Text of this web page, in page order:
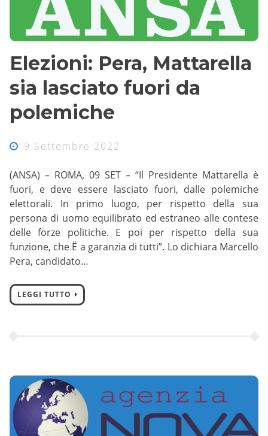
Elezioni: Pera, Mattarella
sia lasciato fuori da
polemiche
9 Settembre 2022
(ANSA) – ROMA, 09 SET – “Il Presidente Mattarella è
fuori, e deve essere lasciato fuori, dalle polemiche
elettorali. In primo luogo, per rispetto della sua
persona di uomo equilibrato ed estraneo alle contese
delle forze politiche. E poi per rispetto della sua
funzione, che Ë a garanzia di tutti”. Lo dichiara Marcello
Pera, candidato…
LEGGI TUTTO